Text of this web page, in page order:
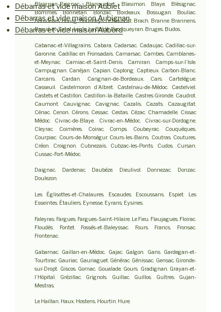
Débarras et vide maison Aubiet
Débarras et vide maison Aubignan
Débarras et vide maison Aubord
Blaignan-Prignac. Blanquefort. Blasimon. Blaye. Blésignac.
Bommes. Bonnetan. Bonzac. Bordeaux. Bossugan. Bouliac.
Bourdelles. Bourg. Bourideys. Le Bouscat. Brach. Branne. Brannens.
Braud-et-Saint-Louis. La Brède. Brouqueyran. Bruges. Budos.
Cabanac-et-Villagrains. Cabara. Cadarsac. Cadaujac. Cadillac-sur-
Garonne. Cadillac en Fronsadais. Camarsac. Cambes. Camblanes-
et-Meynac. Camiac-et-Saint-Denis. Camiran. Camps-sur-l’Isle.
Campugnan. Canéjan. Capian. Caplong. Captieux. Carbon-Blanc.
Carcans. Cardan. Carignan-de-Bordeaux. Cars. Cartelègue.
Casseuil. Castelmoron d’Albret. Castelnau-de-Médoc. Castelviel.
Castets et Castillon. Castillon-la-Bataille. Castres Gironde. Caudrot.
Caumont. Cauvignac. Cavignac. Cazalis. Cazats. Cazaugitat.
Cénac. Cenon. Cérons. Cessac. Cestas. Cézac. Chamadelle. Cissac
Médoc. Civrac-de-Blaye. Civrac-en-Médoc. Civrac-sur-Dordogne.
Cleyrac. Coimères. Coirac. Comps. Coubeyrac. Couquèques.
Courpiac. Cours-de-Monségur. Cours-les-Bains. Coutras. Coutures.
Créon. Croignon. Cubnezais. Cubzac-les-Ponts. Cudos. Cursan.
Cussac-Fort-Médoc.
Daignac. Dardenac. Daubèze. Dieulivol. Donnezac. Donzac.
Doulezon.
Les Églisottes-et-Chalaures. Escaudes. Escoussans. Espiet. Les
Esseintes. Étauliers. Eynesse. Eyrans. Eysines.
Faleyras. Fargues. Fargues-Saint-Hilaire. Le Fieu. Flaujagues. Floirac.
Floudès. Fontet. Fossès-et-Baleyssac. Fours. Francs. Fronsac.
Frontenac.
Gabarnac. Gaillan-en-Médoc. Gajac. Galgon. Gans. Gardegan-et-
Tourtirac. Gauriac. Gauriaguet. Générac. Génissac. Gensac. Gironde-
sur-Dropt. Giscos. Gornac. Goualade. Gours. Gradignan. Grayan-et-
l’Hôpital. Grézillac. Grignols. Guillac. Guillos. Guîtres. Gujan-
Mestras.
Le Haillan. Haux. Hostens. Hourtin. Hure.